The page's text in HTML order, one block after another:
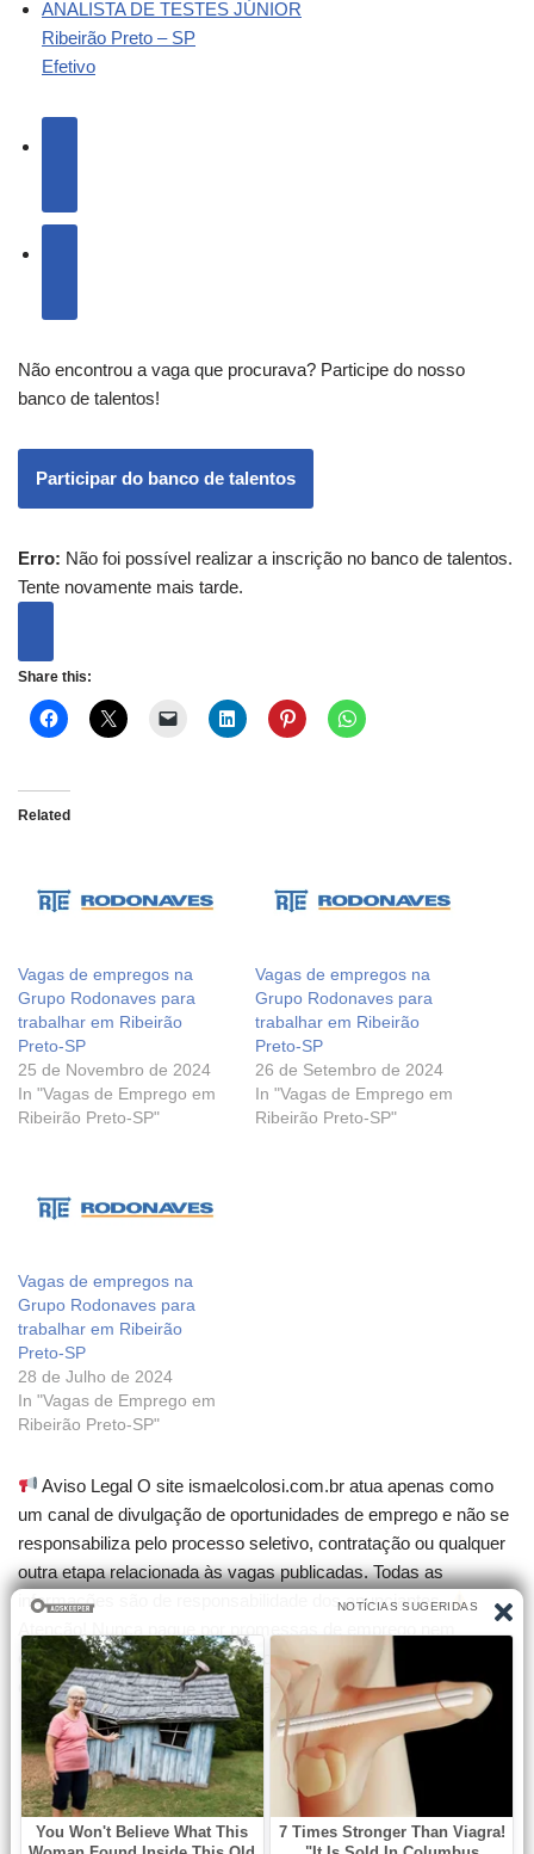
ANALISTA DE TESTES JÚNIOR
Ribeirão Preto – SP
Efetivo
Não encontrou a vaga que procurava? Participe do nosso
banco de talentos!
Participar do banco de talentos
Erro: Não foi possível realizar a inscrição no banco de talentos.
Tente novamente mais tarde.
Share this:
Related
Vagas de empregos na
Grupo Rodonaves para
trabalhar em Ribeirão
Preto-SP
25 de Novembro de 2024
In "Vagas de Emprego em
Ribeirão Preto-SP"
Vagas de empregos na
Grupo Rodonaves para
trabalhar em Ribeirão
Preto-SP
26 de Setembro de 2024
In "Vagas de Emprego em
Ribeirão Preto-SP"
Vagas de empregos na
Grupo Rodonaves para
trabalhar em Ribeirão
Preto-SP
28 de Julho de 2024
In "Vagas de Emprego em
Ribeirão Preto-SP"
Aviso Legal O site ismaelcolosi.com.br atua apenas como
um canal de divulgação de oportunidades de emprego e não se
responsabiliza pelo processo seletivo, contratação ou qualquer
outra etapa relacionada às vagas publicadas. Todas as
informações são de responsabilidade dos anunciantes.
compre cursos que garantam contratação. Desconfie de
qualquer cobrança para participar de seleções.